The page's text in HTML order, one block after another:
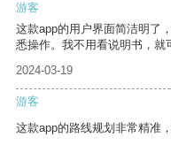
游客
这款app的用户界面简洁明了
悉操作。我不用看说明书，就
2024-03-19
游客
这款app的路线规划非常精准